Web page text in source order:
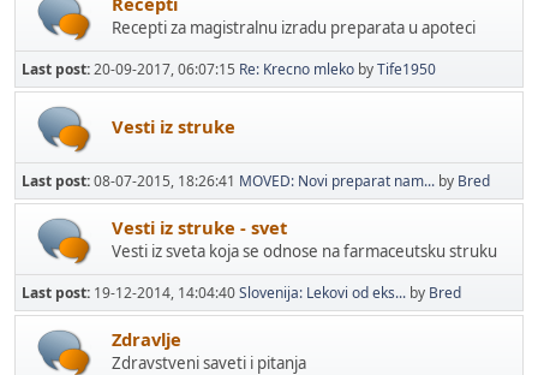
Recepti za magistralnu izradu preparata u apoteci
Last post:20-09-2017, 06:07:15 Re: Krecno mleko byTife1950
Vesti iz struke
Last post:08-07-2015, 18:26:41 MOVED: Novi preparat nam... by Bred
Vesti iz struke - svet
Vesti iz sveta koja se odnose na farmaceutsku struku
Last post: 19-12-2014, 14:04:40Slovenija: Lekovi od eks... by Bred
Zdravlje
Zdravstveni saveti i pitanja